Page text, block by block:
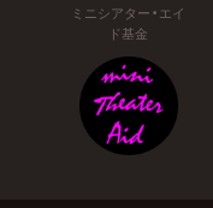
ミニシアター・エイ
ド基金